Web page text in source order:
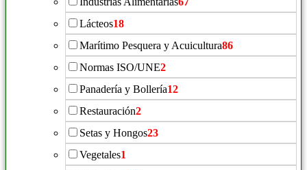
Lácteos18
Marítimo Pesquera y Acuicultura86
Normas ISO/UNE2
Panadería y Bollería12
Restauración2
Setas y Hongos23
Vegetales1